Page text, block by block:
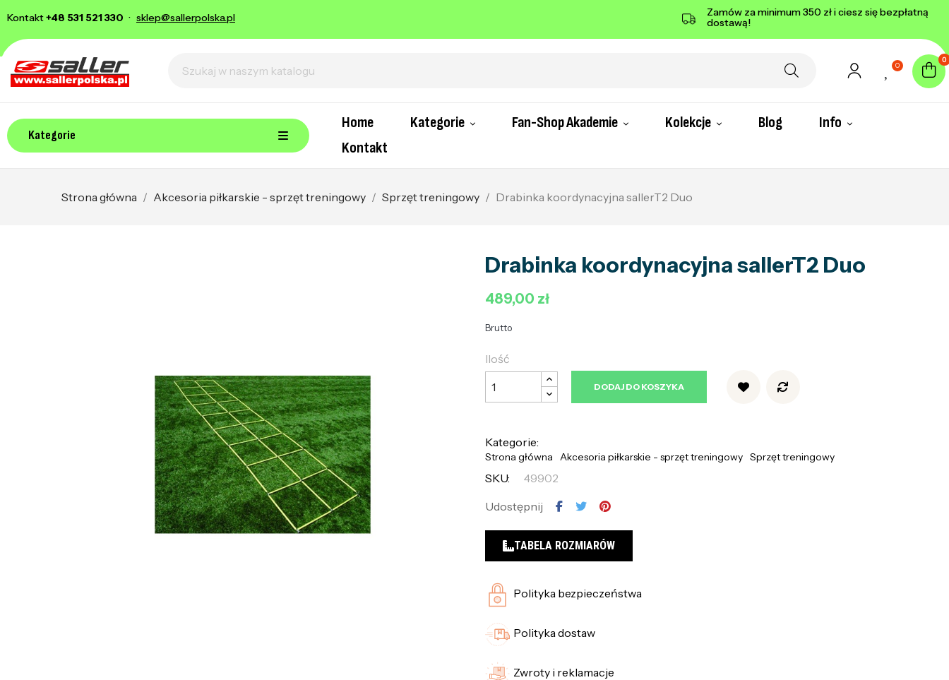
Kontakt+48 531 521 330 · sklep@sallerpolska.pl
Zamów za minimum 350 zł i ciesz się bezpłatną
dostawą!
0
0
Kategorie
Home Kategorie Fan-Shop Akademie Kolekcje Blog
Info
Kontakt
Strona główna Akcesoria piłkarskie - sprzęt treningowy Sprzęt treningowy Drabinka koordynacyjna sallerT2 Duo
Drabinka koordynacyjna sallerT2 Duo
489,00 zł
Brutto
Ilość
DODAJ DO KOSZYKA
Kategorie:
Strona główna Akcesoria piłkarskie - sprzęt treningowy Sprzęt treningowy
SKU:
49902
Udostępnij
TABELA ROZMIARÓW
Polityka bezpieczeństwa
Polityka dostaw
Zwroty i reklamacje